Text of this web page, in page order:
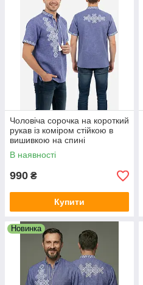
Чоловіча сорочка на короткий
рукав із коміром стійкою в
вишивкою на спині
В наявності
990 ₴
Купити
Новинка